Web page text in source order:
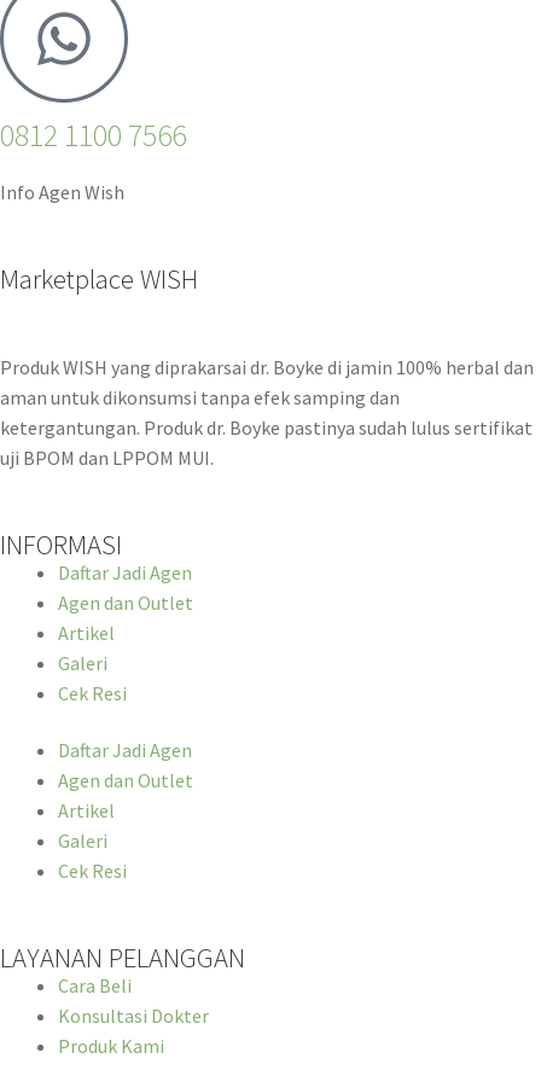
0812 1100 7566
Info Agen Wish
Marketplace WISH
Produk WISH yang diprakarsai dr. Boyke di jamin 100% herbal dan
aman untuk dikonsumsi tanpa efek samping dan
ketergantungan. Produk dr. Boyke pastinya sudah lulus sertifikat
uji BPOM dan LPPOM MUI.
INFORMASI
Daftar Jadi Agen
Agen dan Outlet
Artikel
Galeri
Cek Resi
Daftar Jadi Agen
Agen dan Outlet
Artikel
Galeri
Cek Resi
LAYANAN PELANGGAN
Cara Beli
Konsultasi Dokter
Produk Kami